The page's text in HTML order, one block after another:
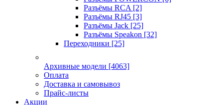
Разъёмы RCA [2]
Разъёмы RJ45 [3]
Разъёмы Jack [25]
Разъёмы Speakon [32]
Переходники [25]
Архивные модели [4063]
Оплата
Доставка и самовывоз
Прайс-листы
Акции